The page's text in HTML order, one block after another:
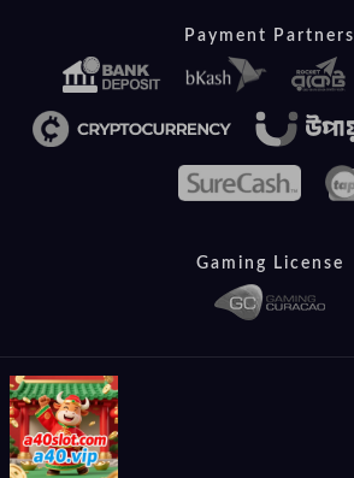
Payment Partners
Gaming License